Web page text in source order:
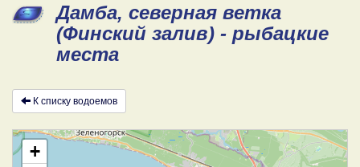
Дамба, северная ветка
(Финский залив) - рыбацкие
места
К списку водоемов
+